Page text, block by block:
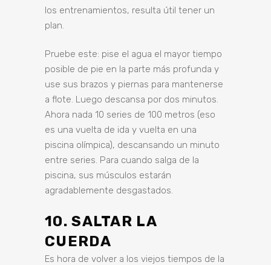
los entrenamientos, resulta útil tener un
plan.
Pruebe este: pise el agua el mayor tiempo
posible de pie en la parte más profunda y
use sus brazos y piernas para mantenerse
a flote. Luego descansa por dos minutos.
Ahora nada 10 series de 100 metros (eso
es una vuelta de ida y vuelta en una
piscina olímpica), descansando un minuto
entre series. Para cuando salga de la
piscina, sus músculos estarán
agradablemente desgastados.
10. SALTAR LA
CUERDA
Es hora de volver a los viejos tiempos de la